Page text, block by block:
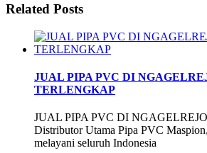
Related Posts
JUAL PIPA PVC DI
TERLENGKAP
JUAL PIPA PVC DI
Distributor Utama Pipa PVC
melayani seluruh Indonesia